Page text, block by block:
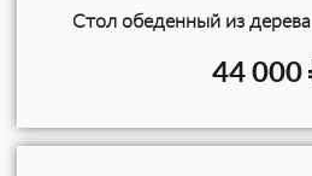
Стол обеденный из
44 000